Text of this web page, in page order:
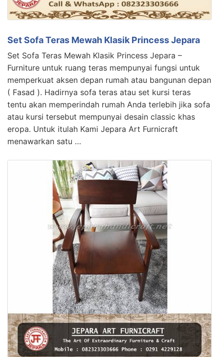
Set Sofa Teras Mewah Klasik Princess Jepara
Set Sofa Teras Mewah Klasik Princess Jepara –
Furniture untuk ruang teras mempunyai fungsi untuk
memperkuat aksen depan rumah atau bangunan depan
( Fasad ). Hadirnya sofa teras atau set kursi teras
tentu akan memperindah rumah Anda terlebih jika sofa
atau kursi tersebut mempunyai desain classic khas
eropa. Untuk itulah Kami Jepara Art Furnicraft
menawarkan satu …